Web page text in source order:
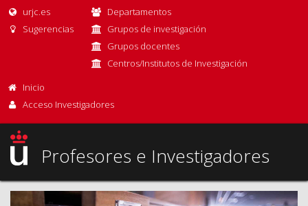
urjc.es
Sugerencias
Departamentos
Grupos de investigación
Grupos docentes
Centros/Institutos de Investigación
Inicio
Acceso Investigadores
Profesores e Investigadores